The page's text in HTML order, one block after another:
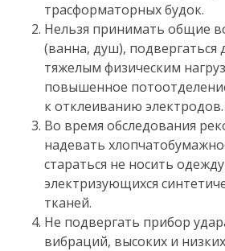
трасформаторных будок.
Нельзя принимать общие
(ванна, душ), подвергаться
тяжелым физическим
повышенное
к отклеиванию электродов.
Во время обследования
надевать
стараться не носить
электризующихся
тканей.
Не подвергать прибор
вибраций, высоких и